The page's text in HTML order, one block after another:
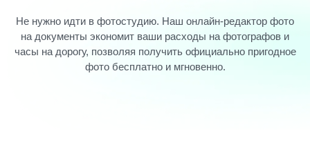
Не нужно идти в фотостудию. Наш онлайн-редактор фото
на документы экономит ваши расходы на фотографов и
часы на дорогу, позволяя получить официально пригодное
фото бесплатно и мгновенно.